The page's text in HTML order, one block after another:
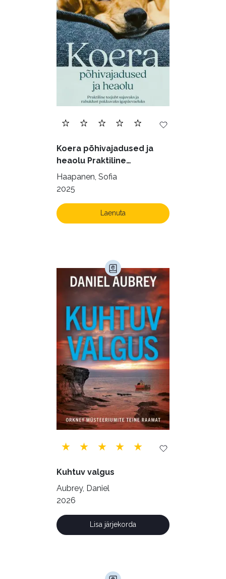
Ettevõtlus (30)
Filoloogia (121)
Filosoofia (146)
Geograafia (65)
Haridus (20)
Ilukirjandus (4258)
Krimi ja põnevik (1287)
Kultuur ja teadus (45)
Kunst ja looming (86)
Laste- ja noortekirjandus (581)
Maamajandus (24)
Majandus (34)
Perioodika (15)
Psühholoogia (184)
Rahandus (47)
Religioon (107)
Siseturvalisus (34)
Sport (52)
Tehnika (6)
Telekommunikatsioon (9)
Tervis (147)
Transport (8)
Ulme ja fantaasia (244)
Vabakasutus (423)
Õigus (22)
Koera põhivajadused ja
heaolu Praktiline
käsiraamat sujuvaks ja
rahuldust pakkuvaks
Haapanen, Sofia
2025
Laenuta
Kuhtuv valgus
Aubrey, Daniel
2026
Lisa järjekorda